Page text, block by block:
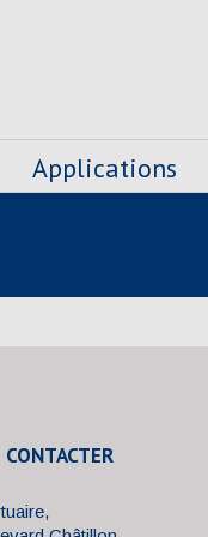
Applications